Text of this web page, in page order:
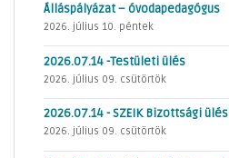
Álláspályázat – óvodapedagógus
2026. július 10. péntek
2026.07.14 -Testületi ülés
2026. július 09. csütörtök
2026.07.14 - SZEIK Bizottsági ülés
2026. július 09. csütörtök